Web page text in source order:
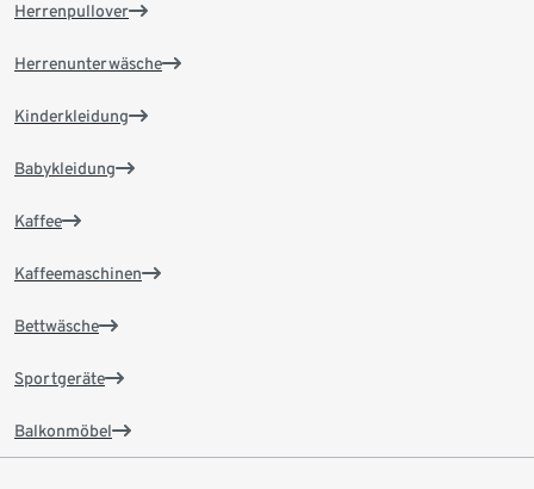
Herrenpullover
Herrenunterwäsche
Kinderkleidung
Babykleidung
Kaffee
Kaffeemaschinen
Bettwäsche
Sportgeräte
Balkonmöbel